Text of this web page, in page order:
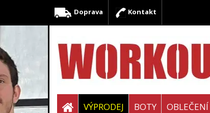
Doprava Kontakt
VÝPRODEJ BOTY OBLEČENÍ